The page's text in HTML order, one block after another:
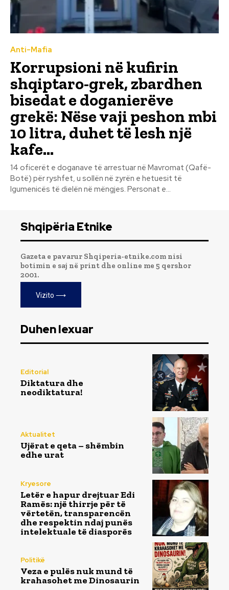
Anti-Mafia
Korrupsioni në kufirin
shqiptaro-grek, zbardhen
bisedat e doganierëve
grekë: Nëse vaji peshon mbi
10 litra, duhet të lesh një
kafe…
14 oficerët e doganave të arrestuar në Mavromat (Qafë-
Botë) për ryshfet, u sollën në zyrën e hetuesit të
Igumenicës të dielën në mëngjes. Personat e...
Shqipëria Etnike
Gazeta e pavarur Shqiperia-etnike.com nisi
botimin e saj në print dhe online me 5 qershor
2001.
Vizito ⟶
Duhen lexuar
Editorial
Diktatura dhe
neodiktatura!
Aktualitet
Ujërat e qeta – shëmbin
edhe urat
Kryesore
Letër e hapur drejtuar Edi
Ramës: një thirrje për të
vërtetën, transparencën
dhe respektin ndaj punës
intelektuale të diasporës
Politikë
Veza e pulës nuk mund të
krahasohet me Dinosaurin